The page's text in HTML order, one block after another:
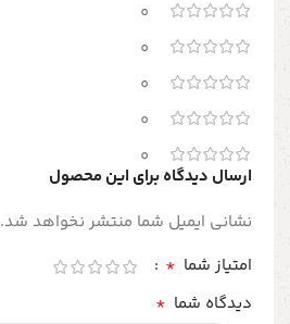
0
0
0
0
0
ارسال دیدگاه برای این محصول
نشانی ایمیل شما منتشر نخواهد شد.
امتیاز شما *
دیدگاه شما *